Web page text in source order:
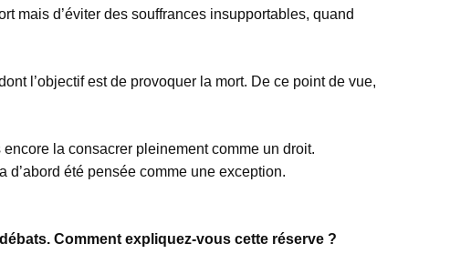
mais d’éviter des souffrances insupportables, quand
l’objectif est de provoquer la mort. De ce point de vue,
la consacrer pleinement comme un droit.
d’abord été pensée comme une exception.
Comment expliquez-vous cette réserve ?